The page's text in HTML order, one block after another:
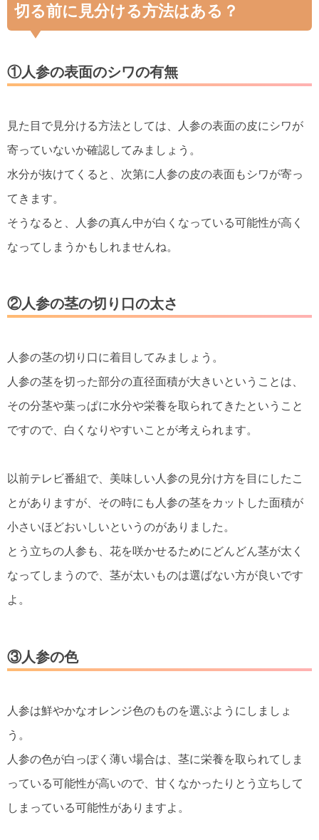
切る前に見分ける方法はある？
①人参の表面のシワの有無
見た目で見分ける方法としては、人参の表面の皮にシワが
寄っていないか確認してみましょう。
水分が抜けてくると、次第に人参の皮の表面もシワが寄っ
てきます。
そうなると、人参の真ん中が白くなっている可能性が高く
なってしまうかもしれませんね。
②人参の茎の切り口の太さ
人参の茎の切り口に着目してみましょう。
人参の茎を切った部分の直径面積が大きいということは、
その分茎や葉っぱに水分や栄養を取られてきたということ
ですので、白くなりやすいことが考えられます。
以前テレビ番組で、美味しい人参の見分け方を目にしたこ
とがありますが、その時にも人参の茎をカットした面積が
小さいほどおいしいというのがありました。
とう立ちの人参も、花を咲かせるためにどんどん茎が太く
なってしまうので、茎が太いものは選ばない方が良いです
よ。
③人参の色
人参は鮮やかなオレンジ色のものを選ぶようにしましょ
う。
人参の色が白っぽく薄い場合は、茎に栄養を取られてしま
っている可能性が高いので、甘くなかったりとう立ちして
しまっている可能性がありますよ。